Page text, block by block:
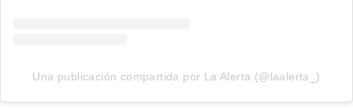
Una publicación compartida por La Alerta (@laalerta_)